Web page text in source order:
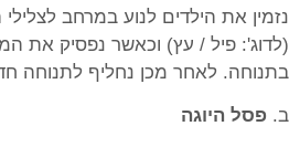
נזמין את הילדים לנוע במרחב לצלילי
(לדוג': פיל / עץ) וכאשר נפסיק את
בתנוחה. לאחר מכן נחליף לתנוחה
ב. פסל היוגה